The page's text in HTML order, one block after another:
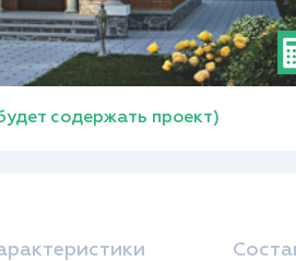
содержать проект)